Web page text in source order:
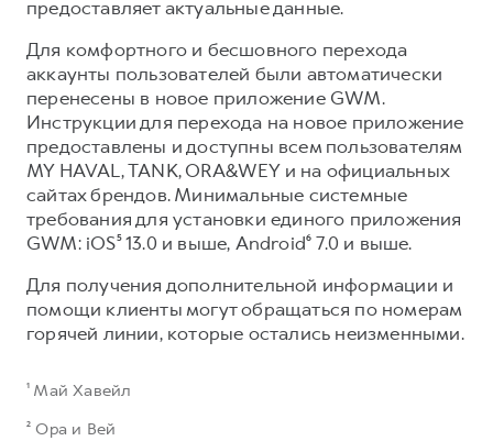
предоставляет актуальные данные.
Для комфортного и бесшовного перехода
аккаунты пользователей были автоматически
перенесены в новое приложение GWM.
Инструкции для перехода на новое приложение
предоставлены и доступны всем пользователям
MY HAVAL, TANK, ORA&WEY и на официальных
сайтах брендов. Минимальные системные
требования для установки единого приложения
GWM: iOS⁵ 13.0 и выше, Android⁶ 7.0 и выше.​
Для получения дополнительной информации и
помощи клиенты могут обращаться по номерам
горячей линии, которые остались неизменными.
¹ Май Хавейл
² Ора и Вей